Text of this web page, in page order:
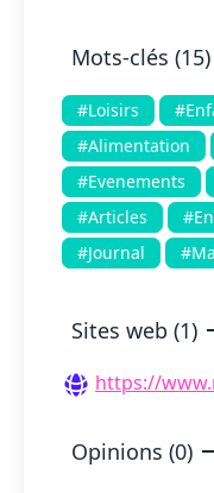
Mots-clés (15)
#Loisirs
#Alimentation
#Evenements
#Articles
#Journal
Sites web (1)
https://
Opinions (0)